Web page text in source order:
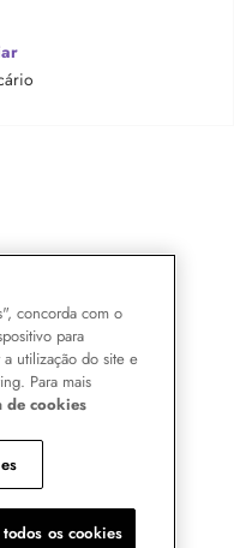
concorda com o
para
utilização do site e
Para mais
de cookies
os cookies